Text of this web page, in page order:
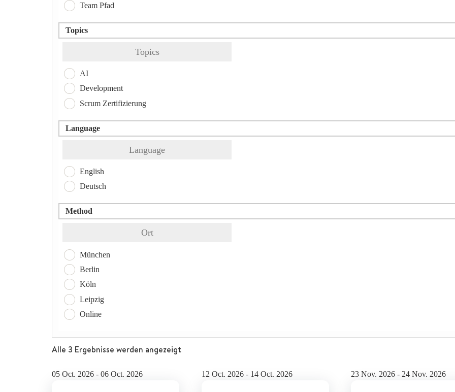
Team Pfad
Topics
Topics
AI
Development
Scrum Zertifizierung
Language
Language
English
Deutsch
Method
Ort
München
Berlin
Köln
Leipzig
Online
Alle 3 Ergebnisse werden angezeigt
05 Oct. 2026 - 06 Oct. 2026 12 Oct. 2026 - 14 Oct. 2026 23 Nov. 2026 - 24 Nov. 2026